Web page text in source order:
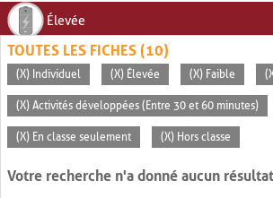
Élevée
TOUTES LES FICHES (10)
(X) Individuel (X) Élevée (X) Faible
(X) Activités développées (Entre 30 et 60 minutes)
(X) En classe seulement (X) Hors classe
Votre recherche n'a donné aucun résultat